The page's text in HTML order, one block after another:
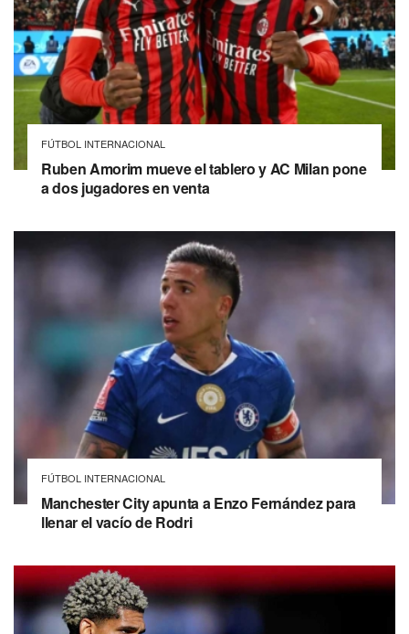
FÚTBOL INTERNACIONAL
Ruben Amorim mueve el tablero y AC Milan pone
a dos jugadores en venta
FÚTBOL INTERNACIONAL
Manchester City apunta a Enzo Fernández para
llenar el vacío de Rodri